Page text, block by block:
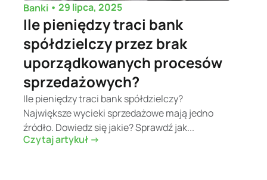
Banki • 29 lipca, 2025
Ile pieniędzy traci bank
spółdzielczy przez brak
uporządkowanych procesów
sprzedażowych?
Ile pieniędzy traci bank spółdzielczy?
Największe wycieki sprzedażowe mają jedno
źródło. Dowiedz się jakie? Sprawdź jak...
Czytaj artykuł ->